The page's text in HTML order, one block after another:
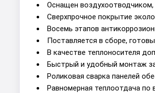
Оснащен воздухоотводчиком,
Сверхпрочное покрытие
Восемь этапов
Поставляется в сборе,
В качестве теплоносителя
Быстрый и удобный монтаж
Роликовая сварка панелей
Равномерная теплоотдача по